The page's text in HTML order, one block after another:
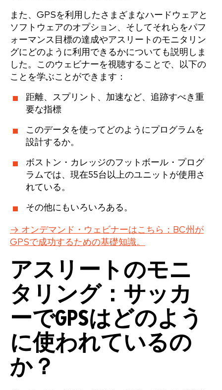
また、GPSを利用したさまざまなハードウェアと
ソフトウェアのオプション、そしてそれらをパフ
ォーマンス目標の達成やアスリートのモニタリン
グにどのように利用できるかについても説明しま
した。このウェビナーを視聴することで、以下の
ことを学ぶことができます：
距離、スプリント、加速など、追跡すべき重
要な指標
このデータを使ってどのようにプログラムを
設計するか。
ボストン・カレッジのフットボール・プログ
ラムでは、現在55台以上のユニットが使用さ
れている。
その他にもいろいろある。
→ オンデマンド・ウェビナーはこちら：BC州が
GPSで成功するための基礎知識。
アスリートのモニ
タリング：サッカ
ーでGPSはどのよう
に使われているの
か？